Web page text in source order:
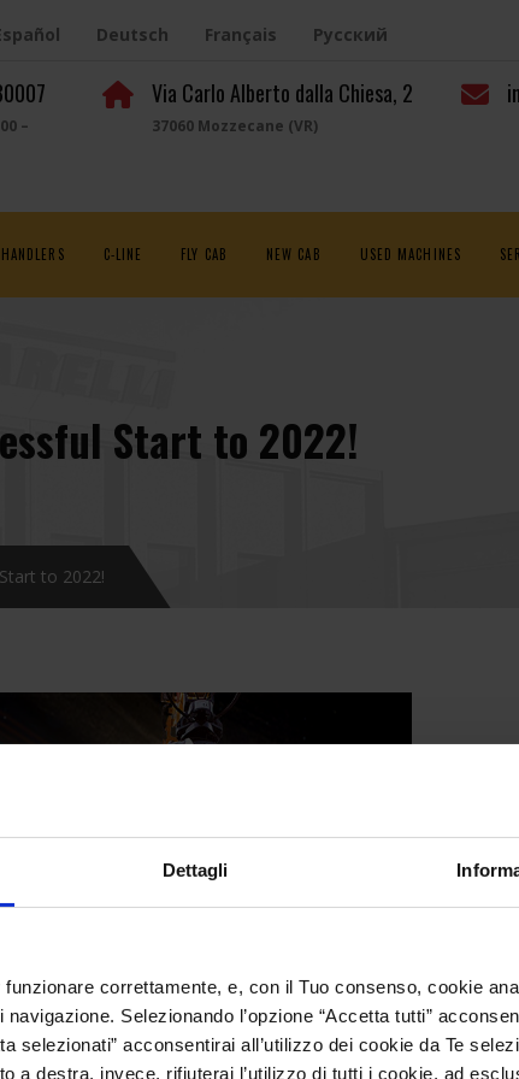
Dettagli
correttamente, e, con il Tuo consenso, cookie
Selezionando l’opzione “Accetta tutti”
selezionati” acconsentirai all’utilizzo dei cookie da Te
a destra, invece, rifiuterai l’utilizzo di tutti i cookie, ad
Deutsch Français Русский
–
Via Carlo Alberto dalla Chiesa, 2
37060 Mozzecane (VR)
C-LINE FLY CAB NEW CAB USED MACHINES
Start to 2022!
to 2022!